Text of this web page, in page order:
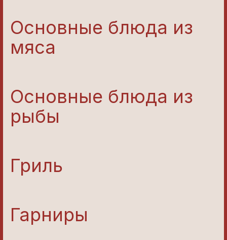
Основные блюда из
мяса
Основные блюда из
рыбы
Гриль
Гарниры